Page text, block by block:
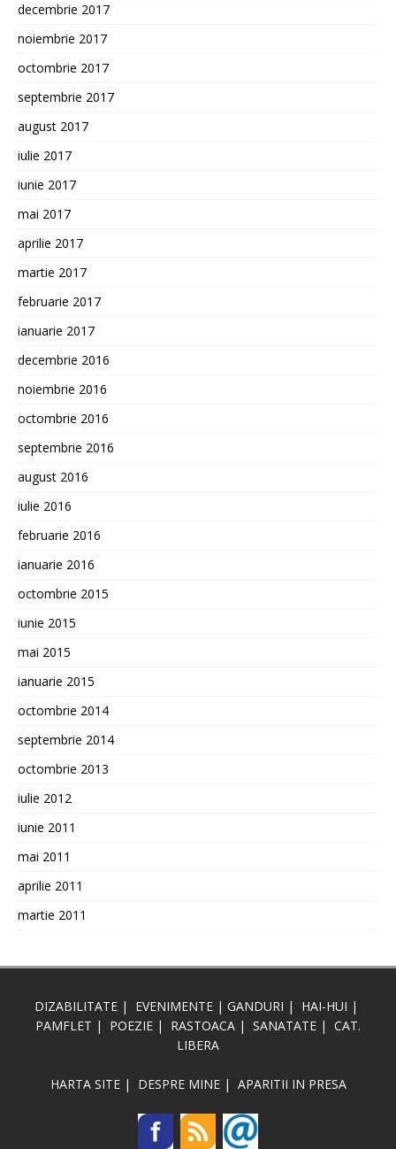
decembrie 2017
noiembrie 2017
octombrie 2017
septembrie 2017
august 2017
iulie 2017
iunie 2017
mai 2017
aprilie 2017
martie 2017
februarie 2017
ianuarie 2017
decembrie 2016
noiembrie 2016
octombrie 2016
septembrie 2016
august 2016
iulie 2016
februarie 2016
ianuarie 2016
octombrie 2015
iunie 2015
mai 2015
ianuarie 2015
octombrie 2014
septembrie 2014
octombrie 2013
iulie 2012
iunie 2011
mai 2011
aprilie 2011
martie 2011
DIZABILITATE | EVENIMENTE | GANDURI | HAI-HUI |
PAMFLET | POEZIE | RASTOACA | SANATATE | CAT.
LIBERA
HARTA SITE| DESPRE MINE| APARITII IN PRESA